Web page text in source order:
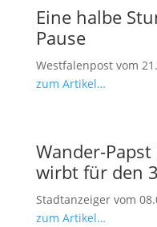
Eine halbe
Pause
Westfalenpost vom
zum Artikel…
Wander-
wirbt für den
Stadtanzeiger vom
zum Artikel…